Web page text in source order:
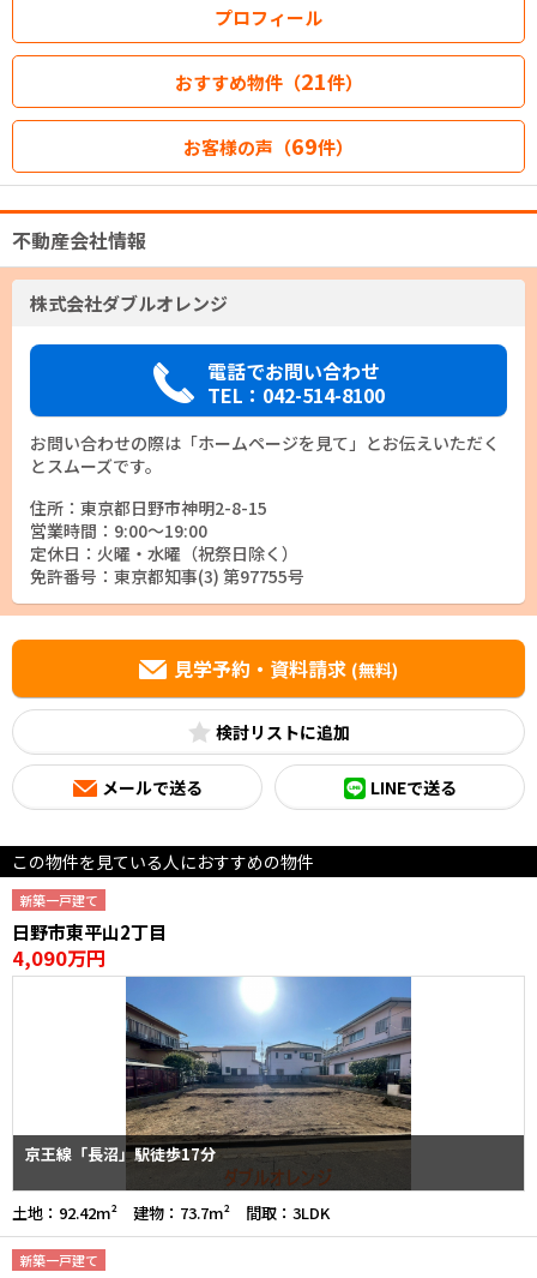
プロフィール
おすすめ物件（21件）
お客様の声（69件）
不動産会社情報
株式会社ダブルオレンジ
電話でお問い合わせ
TEL：042-514-8100
お問い合わせの際は「ホームページを見て」とお伝えいただく
とスムーズです。
住所：東京都日野市神明2-8-15
営業時間：9:00～19:00
定休日：火曜・水曜（祝祭日除く）
免許番号：東京都知事(3) 第97755号
見学予約・資料請求 (無料)
検討リスト
メールで送る LINEで送る
この物件を見ている人におすすめの物件
新築一戸建て
日野市東平山2丁目
4,090万円
京王線「長沼」駅徒歩17分
土地：92.42m² 建物：73.7m² 間取：3LDK
新築一戸建て